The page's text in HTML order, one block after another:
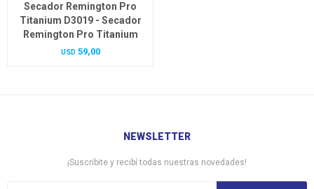
Secador Remington Pro
Titanium D3019 - Secador
Remington Pro Titanium
USD 59,00
NEWSLETTER
¡Suscribite y recibí todas nuestras novedades!